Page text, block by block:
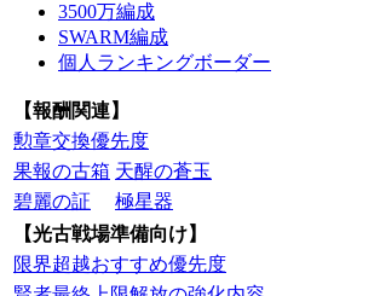
3500万編成
SWARM編成
個人ランキングボーダー
【報酬関連】
勲章交換優先度
果報の古箱 天醒の蒼玉
碧麗の証
極星器
【光古戦場準備向け】
限界超越おすすめ優先度